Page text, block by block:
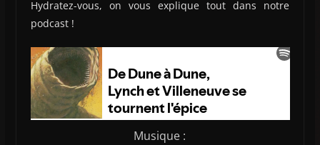
Hydratez-vous, on vous explique tout dans notre
podcast !
Musique :